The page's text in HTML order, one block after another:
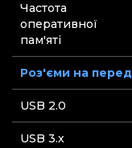
Частота
оперативної
пам'яті
Роз'єми на
USB 2.0
USB 3.x